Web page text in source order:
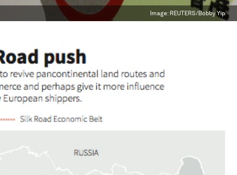
Image: REUTERS/Bobby Yip